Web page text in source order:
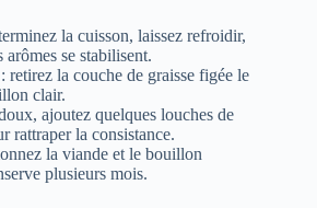
la cuisson, laissez refroidir,
se stabilisent.
retirez la couche de graisse figée le
clair.
ajoutez quelques louches de
rattraper la consistance.
la viande et le bouillon
plusieurs mois.